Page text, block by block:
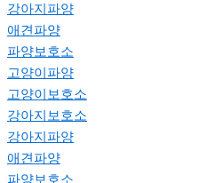
강아지파양
애견파양
파양보호소
고양이파양
고양이보호소
강아지보호소
강아지파양
애견파양
파양보호소